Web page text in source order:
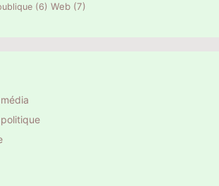
(6) Web (7)